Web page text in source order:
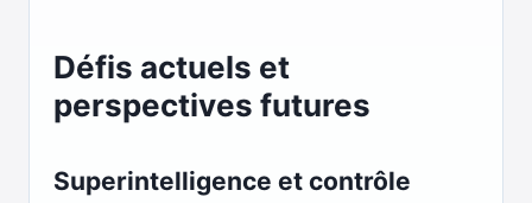
Défis actuels et
perspectives futures
Superintelligence et contrôle